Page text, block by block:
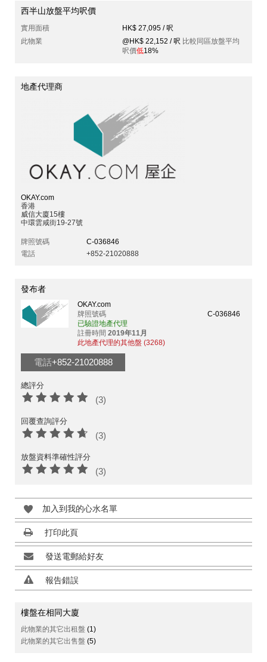
西半山放盤平均呎價
實用面積
HK$ 27,095 / 呎
此物業
@HK$ 22,152 / 呎 比較同區放盤平均
呎價低18%
地產代理商
OKAY.com
香港
威信大廈15樓
中環雲咸街19-27號
牌照號碼
C-036846
電話
+852-21020888
發布者
OKAY.com
牌照號碼
C-036846
已驗證地產代理
註冊時間 2019年11月
此地產代理的其他盤 (3268)
電話+852-21020888
總評分
(3)
回覆查詢評分
(3)
放盤資料準確性評分
(3)
加入到我的心水名單
打印此頁
發送電郵給好友
報告錯誤
樓盤在相同大廈
此物業的其它出租盤 (1)
此物業的其它出售盤 (5)